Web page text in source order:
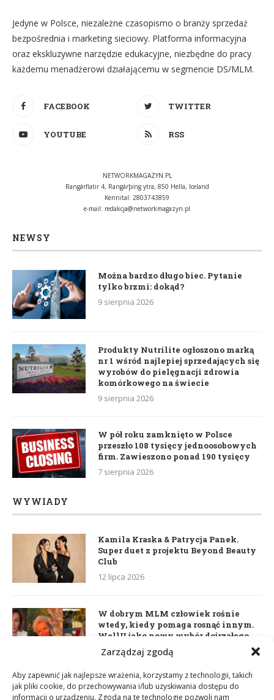
Zarządzaj zgodą
Aby zapewnić jak najlepsze wrażenia, korzystamy z technologii, takich
jak pliki cookie, do przechowywania i/lub uzyskiwania dostępu do
informacji o urządzeniu. Zgoda na te technologie pozwoli nam
Jedyne w Polsce, niezależne czasopismo o branży sprzedaż
bezpośrednia i marketing sieciowy. Platforma informacyjna
oraz ekskluzywne narzędzie edukacyjne, niezbędne do pracy
każdemu menadżerowi działającemu w segmencie DS/MLM.
FACEBOOK TWITTER
YOUTUBE RSS
NETWORKMAGAZYN.PL
Rangárflatir 4, Rangárþing ytra, 850 Hella, Iceland
Kennital: 2803743859
e-mail: redakcja@networkmagazyn.pl
NEWSY
Można bardzo długo biec. Pytanie
tylko brzmi: dokąd?
9 sierpnia 2026
Produkty Nutrilite ogłoszono marką
nr 1 wśród najlepiej sprzedających się
wyrobów do pielęgnacji zdrowia
komórkowego na świecie
9 sierpnia 2026
W pół roku zamknięto w Polsce
przeszło 108 tysięcy jednoosobowych
firm. Zawieszono ponad 190 tysięcy
7 sierpnia 2026
WYWIADY
Kamila Kraska & Patrycja Panek.
Super duet z projektu Beyond Beauty
Club
12 lipca 2026
W dobrym MLM człowiek rośnie
wtedy, kiedy pomaga rosnąć innym.
WellU jako nowy wybór dojrzałego
lidera